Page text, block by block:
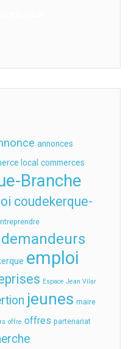
annonces
local commerces
Branche
coudekerque-
demandeurs
emploi
Espace Jean Vilar
jeunes maire
offre offres partenariat